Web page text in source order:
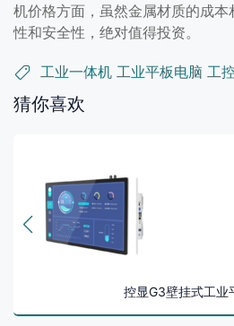
机价格方面，虽然金属材质的成
性和安全性，绝对值得投资。
工业一体机 工业平板电脑 工
猜你喜欢
控显G3壁挂式工业